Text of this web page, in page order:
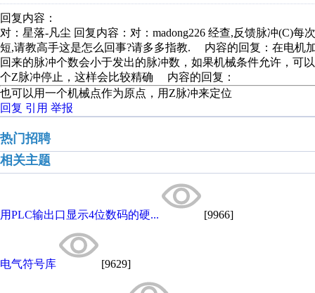
回复内容：
对：星落-凡尘 回复内容：对：madong226 经查,反馈脉冲(C)
短,请教高手这是怎么回事?请多多指教. 内容的回复：在电机
回来的脉冲个数会小于发出的脉冲数，如果机械条件允许，可
个Z脉冲停止，这样会比较精确 内容的回复：
也可以用一个机械点作为原点，用Z脉冲来定位
回复 引用 举报
热门招聘
相关主题
用PLC输出口显示4位数码的硬... [9966]
电气符号库 [9629]